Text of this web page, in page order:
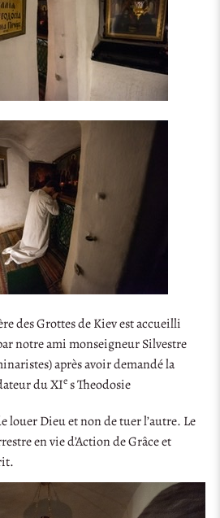
des Grottes de Kiev est accueilli
notre ami monseigneur Silvestre
après avoir demandé la
du XIes Theodosie
louer Dieu et non de tuer l’autre. Le
en vie d’Action de Grâce et